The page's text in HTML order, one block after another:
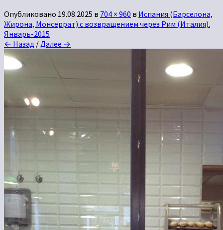
Опубликовано 19.08.2025 в 704 × 960 в Испания (Барселона,
Жирона, Монсеррат) с возвращением через Рим (Италия).
Январь-2015
← Назад /Далее →